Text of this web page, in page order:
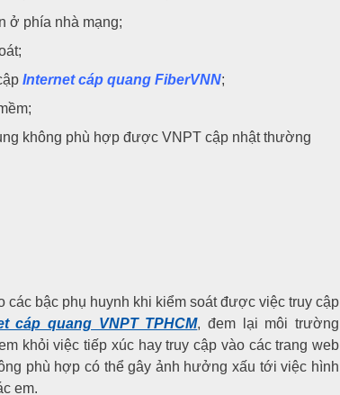
ở phía nhà mạng;
Internet cáp quang FiberVNN;
không phù hợp được VNPT cập nhật thường
các bậc phụ huynh khi kiểm soát được việc truy cập
cáp quang VNPT TPHCM, đem lại môi trường
khỏi việc tiếp xúc hay truy cập vào các trang web
phù hợp có thể gây ảnh hưởng xấu tới việc hình
em.